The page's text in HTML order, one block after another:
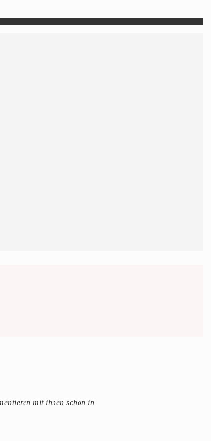
mit ihnen schon in